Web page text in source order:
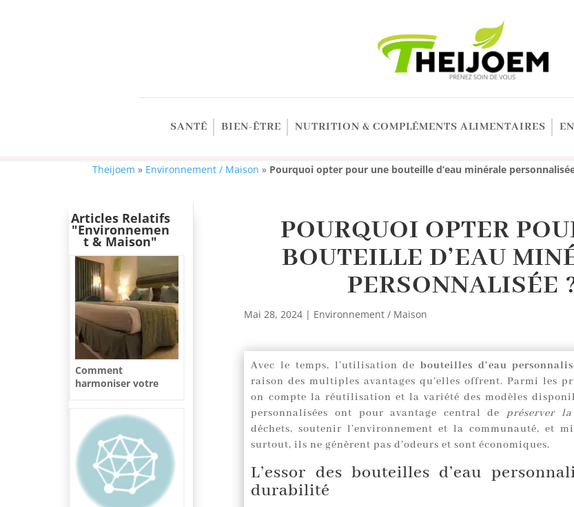
SANTÉ BIEN-ÊTRE NUTRITION & COMPLÉMENTS ALIMENTAIRES
Theijoem » Environnement / Maison » Pourquoi opter pour une bouteille d’eau minérale
Articles Relatifs
"Environnemen
T & Maison"
Comment
harmoniser votre
POURQUOI OPTER
BOUTEILLE D’EAU
PERSONNALISÉE
Mai 28, 2024 | Environnement / Maison
Avec le temps, l’utilisation de bouteilles d’eau
raison des multiples avantages qu’elles offrent. Parmi les
on compte la réutilisation et la variété des modèles
personnalisées ont pour avantage central de préserver
déchets, soutenir l’environnement et la communauté, et
surtout, ils ne génèrent pas d’odeurs et sont économiques.
L’essor des bouteilles d’eau
durabilité